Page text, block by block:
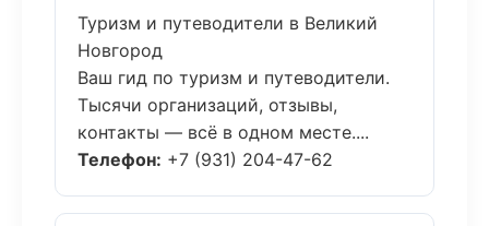
Туризм и путеводители в Великий
Новгород
Ваш гид по туризм и путеводители.
Тысячи организаций, отзывы,
контакты — всё в одном месте....
Телефон: +7 (931) 204-47-62